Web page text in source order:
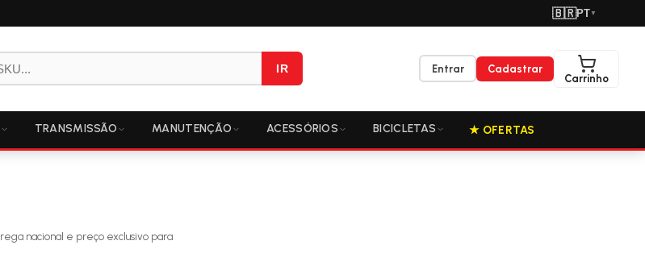
🇧🇷PT ▼
IR Entrar
Cadastrar
Carrinho
TRANSMISSÃO MANUTENÇÃO ACESSÓRIOS BICICLETAS ★ OFERTAS
nacional e preço exclusivo para